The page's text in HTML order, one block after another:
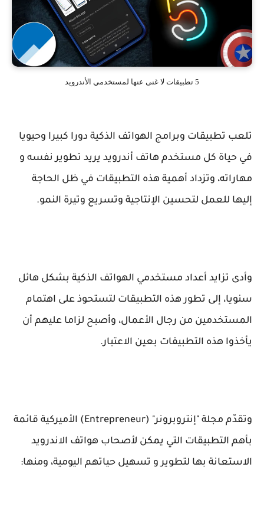
5 تطبيقات لا غنى عنها لمستخدمي الأندرويد
تلعب تطبيقات وبرامج الهواتف الذكية دورا كبيرا وحيويا
في حياة كل مستخدم هاتف أندرويد يريد تطوير نفسه و
مهاراته، وتزداد أهمية هذه التطبيقات في ظل الحاجة
إليها للعمل لتحسين الإنتاجية وتسريع وتيرة النمو.
وأدى تزايد أعداد مستخدمي الهواتف الذكية بشكل هائل
سنويا، إلى تطور هذه التطبيقات لتستحوذ على اهتمام
المستخدمين من رجال الأعمال، وأصبح لزاما عليهم أن
يأخذوا هذه التطبيقات بعين الاعتبار.
وتقدّم مجلة "إنتروبرونر" (Entrepreneur) الأميركية قائمة
بأهم التطبيقات التي يمكن لأصحاب هواتف الاندرويد
الاستعانة بها لتطوير و تسهيل حياتهم اليومية، ومنها: